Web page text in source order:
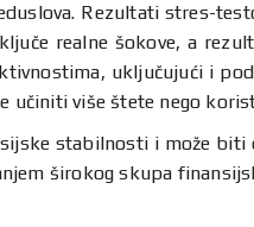
Rezultati stres-
realne šokove, a
uključujući i
učiniti više štete nego
stabilnosti i može biti
širokog skupa